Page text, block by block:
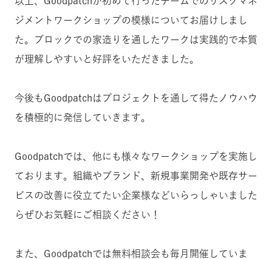
ジメントワークショップの模様についてお届けしまし
た。ブロックでの家造りを通したワークは実践的で本質
が理解しやすいと好評をいただきました。
今後もGoodpatchはプロジェクトを通して得たノウハウ
を積極的に発信していきます。
Goodpatchでは、他にも様々なワークショップを実施し
ております。 組織やブランド、新規事業開発や既存サー
ビスの改善に役立てたい企業様などいらっしゃいました
らぜひお気軽にご相談ください！
また、Goodpatchでは無料相談会も毎月開催していま